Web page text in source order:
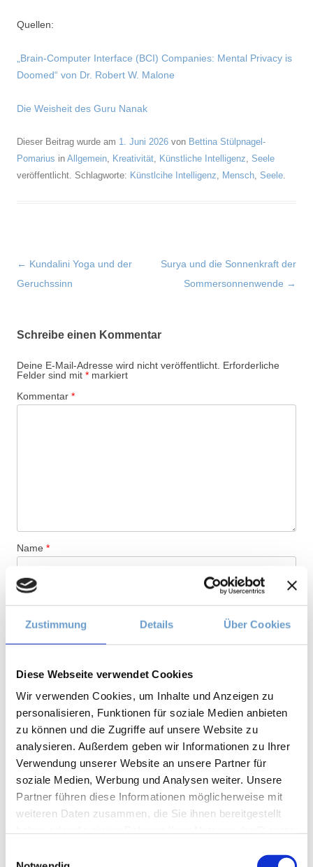
Zustimmung Details Über Cookies
Diese Webseite verwendet Cookies
Wir verwenden Cookies, um Inhalte und Anzeigen zu
personalisieren, Funktionen für soziale Medien anbieten
zu können und die Zugriffe auf unsere Website zu
analysieren. Außerdem geben wir Informationen zu Ihrer
Verwendung unserer Website an unsere Partner für
soziale Medien, Werbung und Analysen weiter. Unsere
Partner führen diese Informationen möglicherweise mit
weiteren Daten zusammen, die Sie ihnen bereitgestellt
Quellen:
„Brain-Computer Interface (BCI) Companies: Mental Privacy is
Doomed“ von Dr. Robert W. Malone
Die Weisheit des Guru Nanak
Dieser Beitrag wurde am 1. Juni 2026 von Bettina Stülpnagel-
Pomarius in Allgemein, Kreativität, Künstliche Intelligenz, Seele
veröffentlicht. Schlagworte: Künstlcihe Intelligenz, Mensch, Seele.
Beitragsnavigation
← Kundalini Yoga und der
Geruchssinn
Surya und die Sonnenkraft der
Sommersonnenwende →
Schreibe einen Kommentar
Deine E-Mail-Adresse wird nicht veröffentlicht. Erforderliche
Felder sind mit * markiert
Kommentar *
Name *